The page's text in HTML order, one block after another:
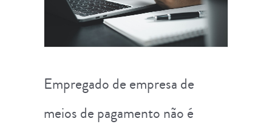
Empregado de empresa de
meios de pagamento não é